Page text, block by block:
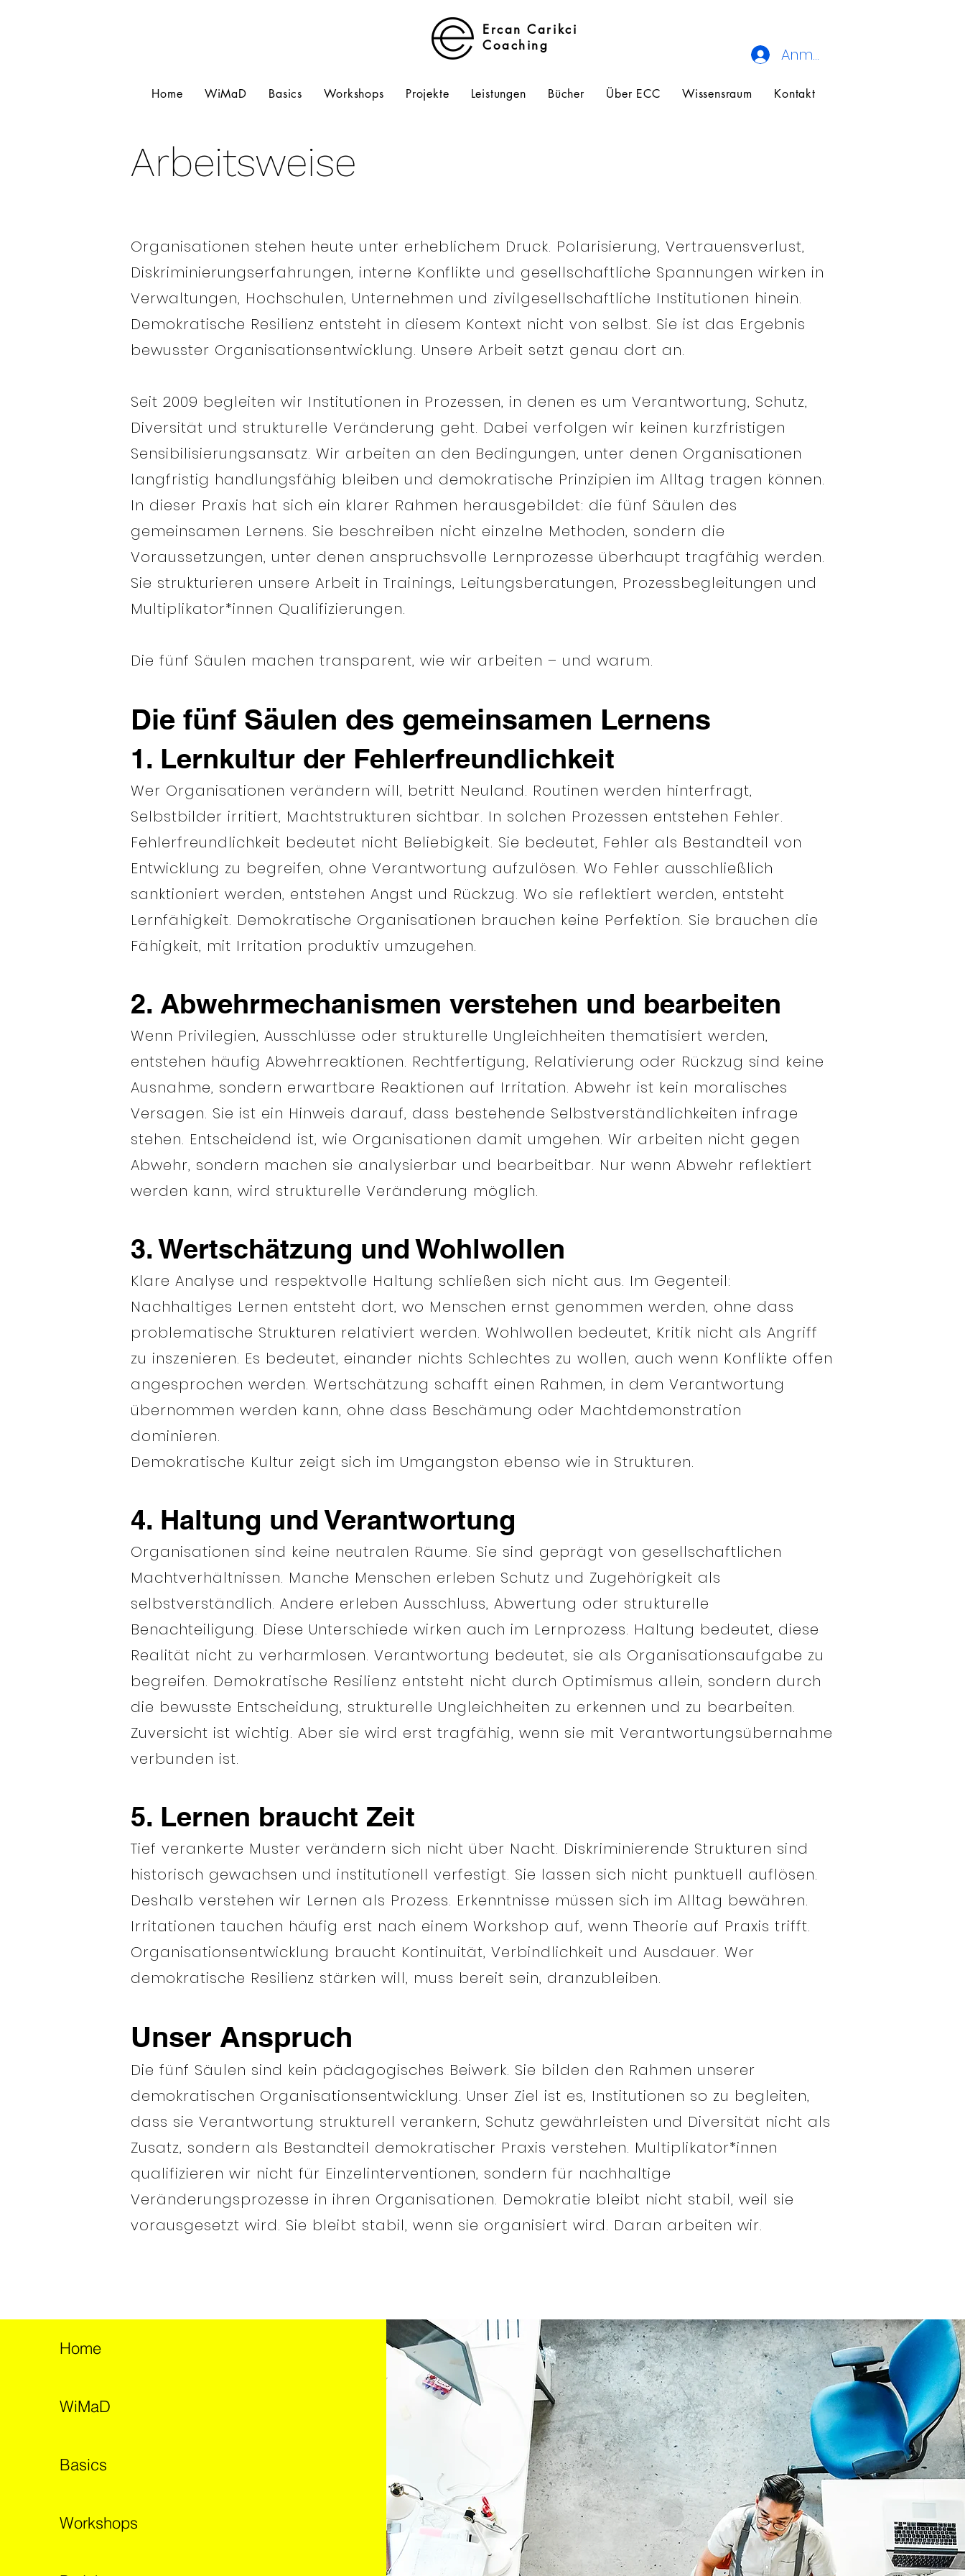
Ercan Carikci
Coaching
Anmelden
Home WiMaD Basics Workshops Projekte Leistungen Bücher Über ECC Wissensraum Kontakt
Arbeitsweise
Organisationen stehen heute unter erheblichem Druck. Polarisierung, Vertrauensverlust,
Diskriminierungserfahrungen, interne Konflikte und gesellschaftliche Spannungen wirken in
Verwaltungen, Hochschulen, Unternehmen und zivilgesellschaftliche Institutionen hinein.
Demokratische Resilienz entsteht in diesem Kontext nicht von selbst. Sie ist das Ergebnis
bewusster Organisationsentwicklung. Unsere Arbeit setzt genau dort an.
Seit 2009 begleiten wir Institutionen in Prozessen, in denen es um Verantwortung, Schutz,
Diversität und strukturelle Veränderung geht. Dabei verfolgen wir keinen kurzfristigen
Sensibilisierungsansatz. Wir arbeiten an den Bedingungen, unter denen Organisationen
langfristig handlungsfähig bleiben und demokratische Prinzipien im Alltag tragen können.
In dieser Praxis hat sich ein klarer Rahmen herausgebildet: die fünf Säulen des
gemeinsamen Lernens. Sie beschreiben nicht einzelne Methoden, sondern die
Voraussetzungen, unter denen anspruchsvolle Lernprozesse überhaupt tragfähig werden.
Sie strukturieren unsere Arbeit in Trainings, Leitungsberatungen, Prozessbegleitungen und
Multiplikator*innen Qualifizierungen.
Die fünf Säulen machen transparent, wie wir arbeiten – und warum.
Die fünf Säulen des gemeinsamen Lernens
1. Lernkultur der Fehlerfreundlichkeit
Wer Organisationen verändern will, betritt Neuland. Routinen werden hinterfragt,
Selbstbilder irritiert, Machtstrukturen sichtbar. In solchen Prozessen entstehen Fehler.
Fehlerfreundlichkeit bedeutet nicht Beliebigkeit. Sie bedeutet, Fehler als Bestandteil von
Entwicklung zu begreifen, ohne Verantwortung aufzulösen. Wo Fehler ausschließlich
sanktioniert werden, entstehen Angst und Rückzug. Wo sie reflektiert werden, entsteht
Lernfähigkeit. Demokratische Organisationen brauchen keine Perfektion. Sie brauchen die
Fähigkeit, mit Irritation produktiv umzugehen.
2. Abwehrmechanismen verstehen und bearbeiten
Wenn Privilegien, Ausschlüsse oder strukturelle Ungleichheiten thematisiert werden,
entstehen häufig Abwehrreaktionen. Rechtfertigung, Relativierung oder Rückzug sind keine
Ausnahme, sondern erwartbare Reaktionen auf Irritation. Abwehr ist kein moralisches
Versagen. Sie ist ein Hinweis darauf, dass bestehende Selbstverständlichkeiten infrage
stehen. Entscheidend ist, wie Organisationen damit umgehen. Wir arbeiten nicht gegen
Abwehr, sondern machen sie analysierbar und bearbeitbar. Nur wenn Abwehr reflektiert
werden kann, wird strukturelle Veränderung möglich.
3. Wertschätzung und Wohlwollen
Klare Analyse und respektvolle Haltung schließen sich nicht aus. Im Gegenteil:
Nachhaltiges Lernen entsteht dort, wo Menschen ernst genommen werden, ohne dass
problematische Strukturen relativiert werden. Wohlwollen bedeutet, Kritik nicht als Angriff
zu inszenieren. Es bedeutet, einander nichts Schlechtes zu wollen, auch wenn Konflikte offen
angesprochen werden. Wertschätzung schafft einen Rahmen, in dem Verantwortung
übernommen werden kann, ohne dass Beschämung oder Machtdemonstration
dominieren.
Demokratische Kultur zeigt sich im Umgangston ebenso wie in Strukturen.
4. Haltung und Verantwortung
Organisationen sind keine neutralen Räume. Sie sind geprägt von gesellschaftlichen
Machtverhältnissen. Manche Menschen erleben Schutz und Zugehörigkeit als
selbstverständlich. Andere erleben Ausschluss, Abwertung oder strukturelle
Benachteiligung. Diese Unterschiede wirken auch im Lernprozess. Haltung bedeutet, diese
Realität nicht zu verharmlosen. Verantwortung bedeutet, sie als Organisationsaufgabe zu
begreifen. Demokratische Resilienz entsteht nicht durch Optimismus allein, sondern durch
die bewusste Entscheidung, strukturelle Ungleichheiten zu erkennen und zu bearbeiten.
Zuversicht ist wichtig. Aber sie wird erst tragfähig, wenn sie mit Verantwortungsübernahme
verbunden ist.
5. Lernen braucht Zeit
Tief verankerte Muster verändern sich nicht über Nacht. Diskriminierende Strukturen sind
historisch gewachsen und institutionell verfestigt. Sie lassen sich nicht punktuell auflösen.
Deshalb verstehen wir Lernen als Prozess. Erkenntnisse müssen sich im Alltag bewähren.
Irritationen tauchen häufig erst nach einem Workshop auf, wenn Theorie auf Praxis trifft.
Organisationsentwicklung braucht Kontinuität, Verbindlichkeit und Ausdauer. Wer
demokratische Resilienz stärken will, muss bereit sein, dranzubleiben.
Unser Anspruch
Die fünf Säulen sind kein pädagogisches Beiwerk. Sie bilden den Rahmen unserer
demokratischen Organisationsentwicklung. Unser Ziel ist es, Institutionen so zu begleiten,
dass sie Verantwortung strukturell verankern, Schutz gewährleisten und Diversität nicht als
Zusatz, sondern als Bestandteil demokratischer Praxis verstehen. Multiplikator*innen
qualifizieren wir nicht für Einzelinterventionen, sondern für nachhaltige
Veränderungsprozesse in ihren Organisationen. Demokratie bleibt nicht stabil, weil sie
vorausgesetzt wird. Sie bleibt stabil, wenn sie organisiert wird. Daran arbeiten wir.
Home
WiMaD
Basics
Workshops